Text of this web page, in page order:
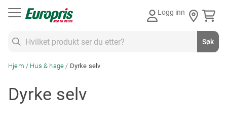
Logg inn
Søk
Hjem Hus & hage Dyrke selv
Dyrke selv